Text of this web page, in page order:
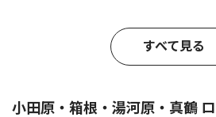
すべて見る
小田原・箱根・湯河原・真鶴